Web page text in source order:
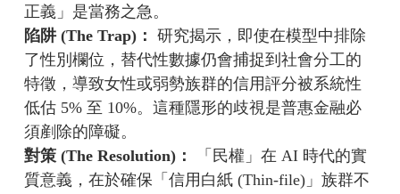
正義」是當務之急。
陷阱 (The Trap)： 研究揭示，即使在模型中排除
了性別欄位，替代性數據仍會捕捉到社會分工的
特徵，導致女性或弱勢族群的信用評分被系統性
低估 5% 至 10%。這種隱形的歧視是普惠金融必
須剷除的障礙。
對策 (The Resolution)：
「民權」在 AI 時代的實
質意義，在於確保「信用白紙 (Thin-file)」族群不